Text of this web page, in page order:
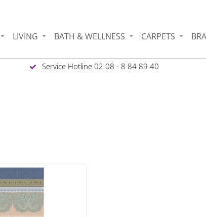
LIVING BATH & WELLNESS CARPETS
Service Hotline 02 08 - 8 84 89 40